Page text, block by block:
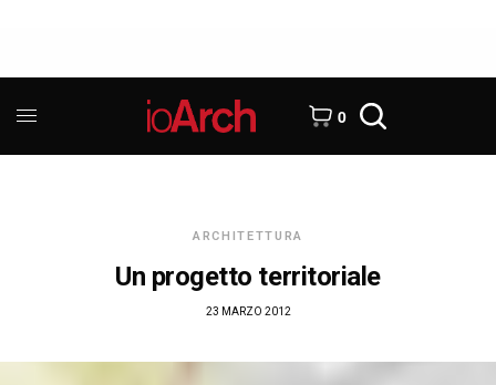
0
ARCHITETTURA
Un progetto territoriale
23 MARZO 2012